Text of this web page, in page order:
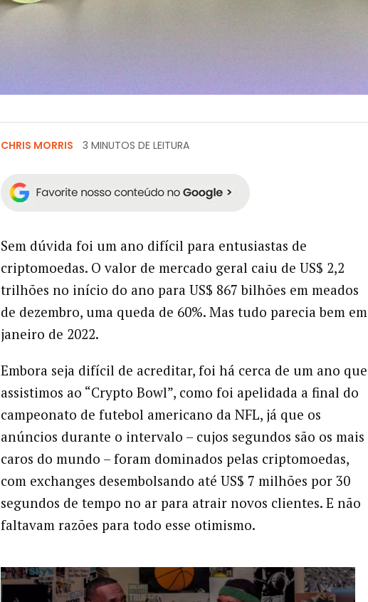
CHRIS MORRIS 3 MINUTOS DE LEITURA
Sem dúvida foi um ano difícil para entusiastas de
criptomoedas. O valor de mercado geral caiu de US$ 2,2
trilhões no início do ano para US$ 867 bilhões em meados
de dezembro, uma queda de 60%. Mas tudo parecia bem em
janeiro de 2022.
Embora seja difícil de acreditar, foi há cerca de um ano que
assistimos ao “Crypto Bowl”, como foi apelidada a final do
campeonato de futebol americano da NFL, já que os
anúncios durante o intervalo – cujos segundos são os mais
caros do mundo – foram dominados pelas criptomoedas,
com exchanges desembolsando até US$ 7 milhões por 30
segundos de tempo no ar para atrair novos clientes. E não
faltavam razões para todo esse otimismo.